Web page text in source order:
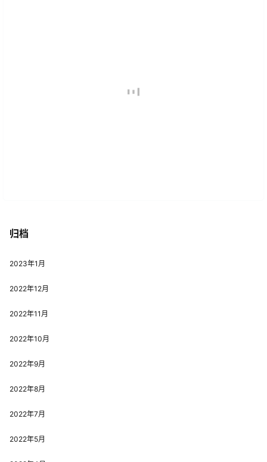
归档
2023年1月
2022年12月
2022年11月
2022年10月
2022年9月
2022年8月
2022年7月
2022年5月